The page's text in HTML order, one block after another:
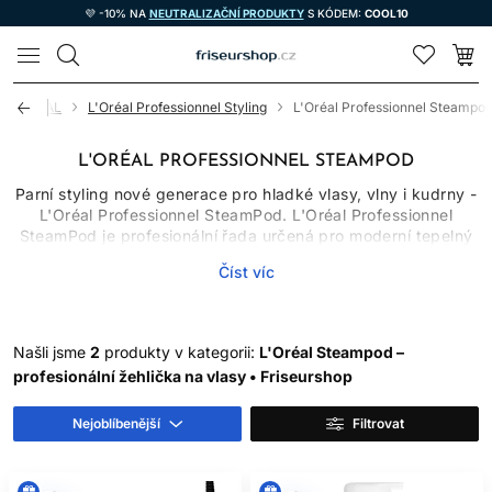
💜 -10% NA NEUTRALIZAČNÍ PRODUKTYS KÓDEM: COOL10
LOMAX
L'ORÉAL L'Oréal Professionnel Styling L'Oréal Professionnel Steampod
L'ORÉAL PROFESSIONNEL STEAMPOD
Parní styling nové generace pro hladké vlasy, vlny i kudrny -
L'Oréal Professionnel SteamPod. L'Oréal Professionnel
SteamPod je profesionální řada určená pro moderní tepelný
uhlazený výsledek. Jejím nejznámějším produktem je
výsledkem, který působí leskle, hladce a profesionálně.
Řada SteamPod je vhodná pro každého, kdo chce
dosáhnout salónního stylingu doma nebo v kadeřnickém
salónu – ať už jde o dokonale rovné vlasy, jemné vlny,
výraznější kudrny nebo uhlazený finiš bez zbytečného
Číst víc
Našli jsme 2 produkty v kategorii: L'Oréal Steampod –
profesionální žehlička na vlasy • Friseurshop
Nejoblíbenější Filtrovat